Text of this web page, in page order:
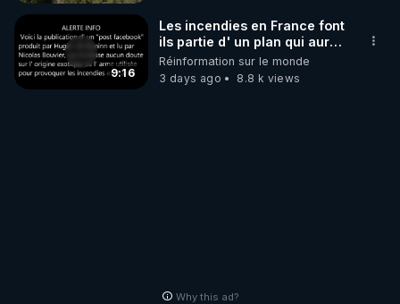
9:16
Les incendies en France font
ils partie d' un plan qui aurait
débuté le 11 septembre 2001
?
Réinformation sur le monde
3 days ago
8.8 k views
Why this ad?